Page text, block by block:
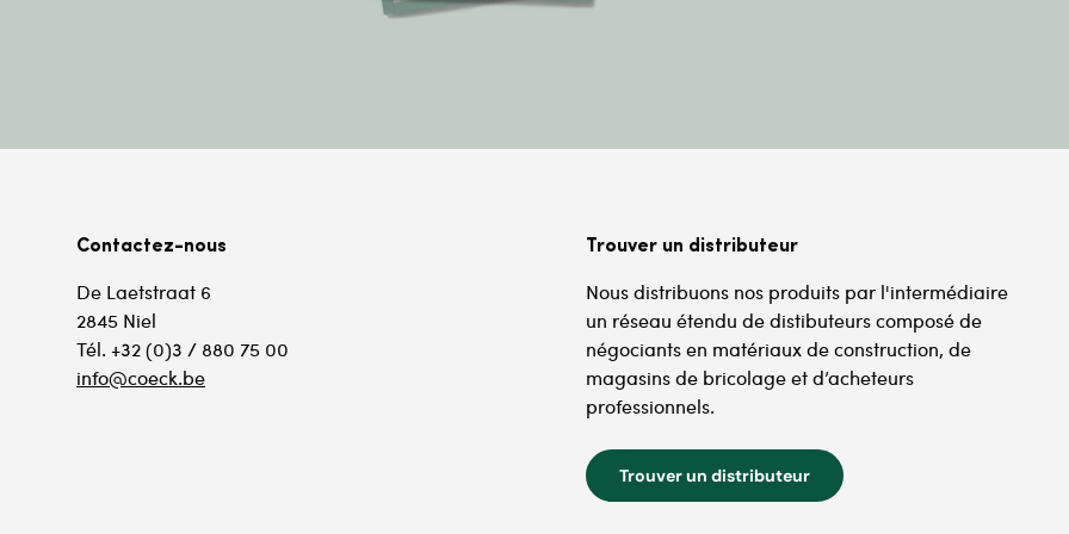
Contactez-nous
De Laetstraat 6
2845 Niel
Tél. +32 (0)3 / 880 75 00
info@coeck.be
Trouver un distributeur
Nous distribuons nos produits par l'intermédiaire
un réseau étendu de distibuteurs composé de
négociants en matériaux de construction, de
magasins de bricolage et d’acheteurs
professionnels.
Trouver un distributeur